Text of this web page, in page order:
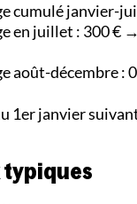
cumulé janvier-
en juillet : 300 €
août-décembre :
1er janvier
typiques